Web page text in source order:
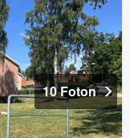
10 Foton